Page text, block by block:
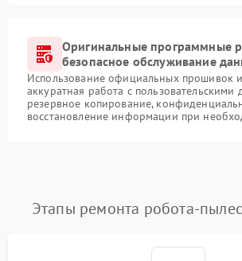
Оригинальные программные
безопасное обслуживание
Использование официальных прошивок
аккуратная работа с
резервное копирование,
восстановление информации при
Этапы ремонта робота-